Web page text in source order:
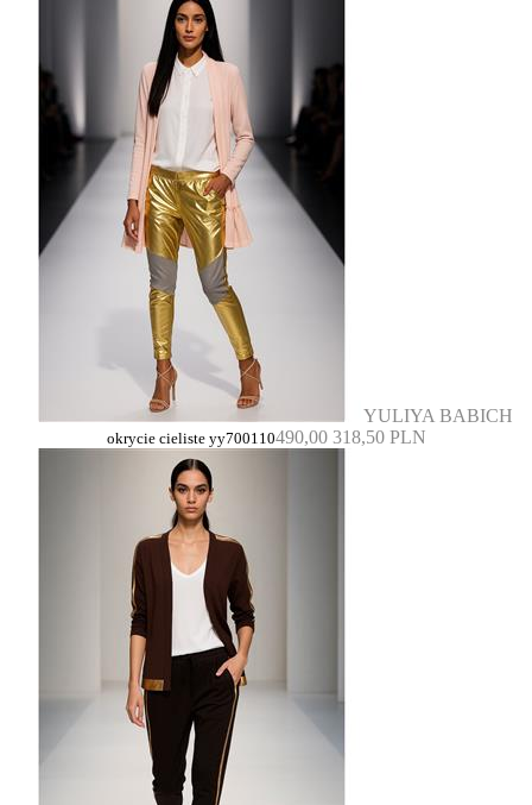
YULIYA BABICH
okrycie cieliste yy700110490,00 318,50 PLN